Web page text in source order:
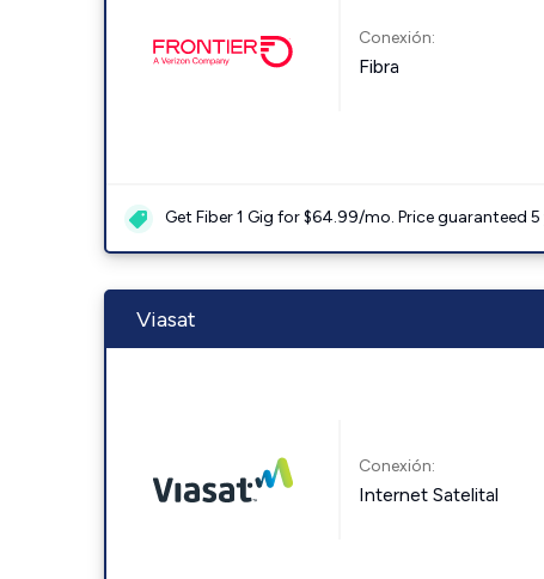
Conexión:
Fibra
Get Fiber 1 Gig for $64.99/mo. Price guaranteed
Viasat
Conexión:
Internet Satelital